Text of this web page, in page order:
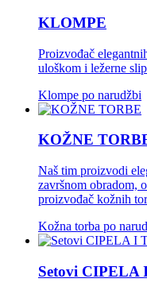
KLOMPE
Proizvođač
uloškom i ležerne
Klompe po narudžbi
KOŽNE
Naš tim proizvodi
završnom obradom,
proizvođač kožnih
Kožna torba po
Setovi CIPELA